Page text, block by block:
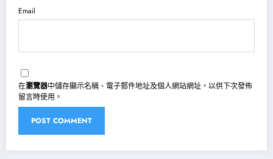
Email
在瀏覽器中儲存顯示名稱、電子郵件地址及個人網站網址，以供下次發佈
留言時使用。